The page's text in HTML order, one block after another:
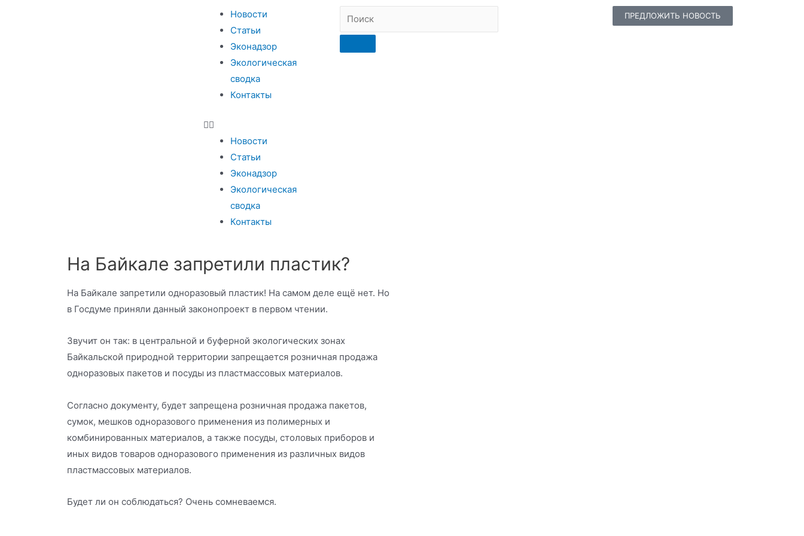
Новости
Статьи
Эконадзор
Экологическая
сводка
Контакты
Новости
Статьи
Эконадзор
Экологическая
сводка
Контакты
ПРЕДЛОЖИТЬ НОВОСТЬ
На Байкале запретили пластик?
На Байкале запретили одноразовый пластик! На самом деле ещё нет. Но
в Госдуме приняли данный законопроект в первом чтении.
Звучит он так: в центральной и буферной экологических зонах
Байкальской природной территории запрещается розничная продажа
одноразовых пакетов и посуды из пластмассовых материалов.
Согласно документу, будет запрещена розничная продажа пакетов,
сумок, мешков одноразового применения из полимерных и
комбинированных материалов, а также посуды, столовых приборов и
иных видов товаров одноразового применения из различных видов
пластмассовых материалов.
Будет ли он соблюдаться? Очень сомневаемся.